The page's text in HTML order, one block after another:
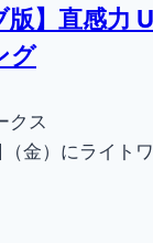
版】直感力
グ
クス
金）にライト